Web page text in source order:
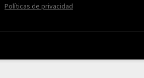
Políticas de privacidad